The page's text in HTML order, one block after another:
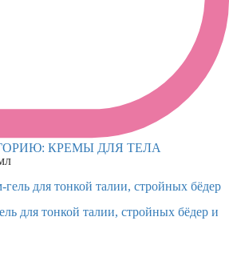
КРЕМЫ ДЛЯ ТЕЛА
для тонкой талии, стройных бёдер и